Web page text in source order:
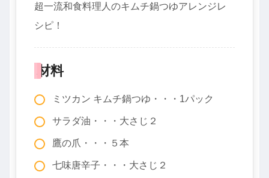
超一流和食料理人のキムチ鍋つゆアレンジレ
シピ！
材料
ミツカン キムチ鍋つゆ・・・1パック
サラダ油・・・大さじ２
鷹の爪・・・５本
七味唐辛子・・・大さじ２